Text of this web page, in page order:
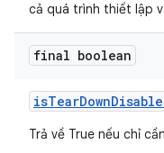
cả quá trình thiết lập
final boolean
isTearDown
Trả về True nếu chỉ